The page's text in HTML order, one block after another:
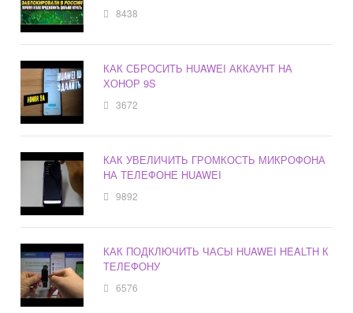
8438
КАК СБРОСИТЬ HUAWEI АККАУНТ НА
ХОНОР 9S
3672
КАК УВЕЛИЧИТЬ ГРОМКОСТЬ МИКРОФОНА
НА ТЕЛЕФОНЕ HUAWEI
9892
КАК ПОДКЛЮЧИТЬ ЧАСЫ HUAWEI HEALTH К
ТЕЛЕФОНУ
6576